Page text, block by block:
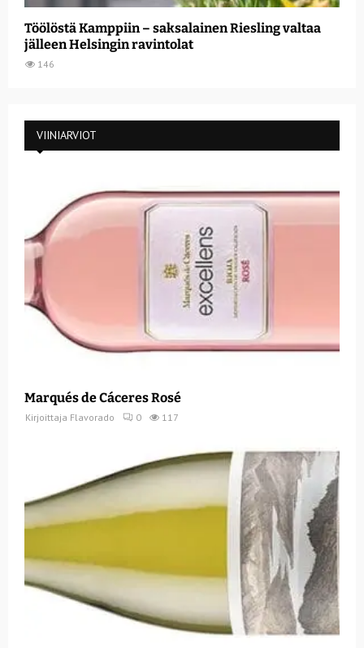
Töölöstä Kamppiin – saksalainen Riesling valtaa
jälleen Helsingin ravintolat
146
VIINIARVIOT
Marqués de Cáceres Rosé
Kirjoittaja Flavorado 0 117